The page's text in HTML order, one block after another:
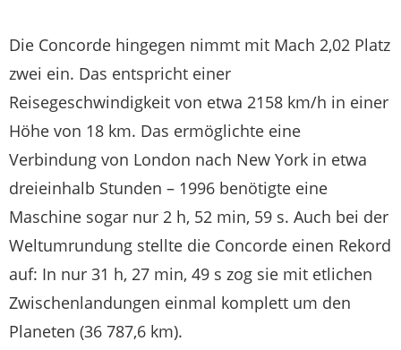
Die Concorde hingegen nimmt mit Mach 2,02 Platz
zwei ein. Das entspricht einer
Reisegeschwindigkeit von etwa 2158 km/h in einer
Höhe von 18 km. Das ermöglichte eine
Verbindung von London nach New York in etwa
dreieinhalb Stunden – 1996 benötigte eine
Maschine sogar nur 2 h, 52 min, 59 s. Auch bei der
Weltumrundung stellte die Concorde einen Rekord
auf: In nur 31 h, 27 min, 49 s zog sie mit etlichen
Zwischenlandungen einmal komplett um den
Planeten (36 787,6 km).